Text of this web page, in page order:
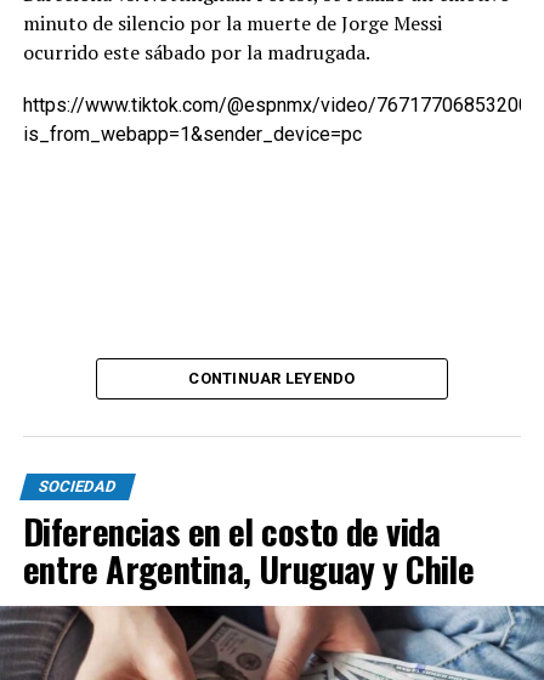
minuto de silencio por la muerte de Jorge Messi
ocurrido este sábado por la madrugada.
https://www.tiktok.com/@espnmx/video/
is_from_webapp=1&sender_device=pc
CONTINUAR LEYENDO
SOCIEDAD
Diferencias en el costo de vida
entre Argentina, Uruguay y Chile